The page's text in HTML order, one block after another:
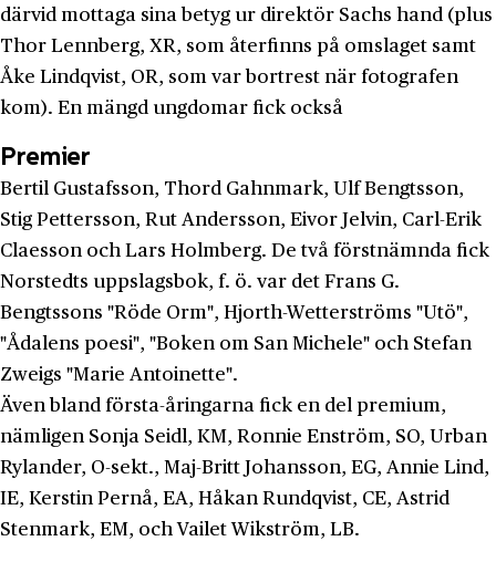
därvid mottaga sina betyg ur direktör Sachs hand (plus
Thor Lennberg, XR, som återfinns på omslaget samt
Åke Lindqvist, OR, som var bortrest när fotografen
kom). En mängd ungdomar fick också
Premier
Bertil Gustafsson, Thord Gahnmark, Ulf Bengtsson,
Stig Petters­son, Rut Andersson, Eivor Jelvin, Carl-Erik
Claesson och Lars Holmberg. De två förstnämnda fick
Norstedts uppslagsbok, f. ö. var det Frans G.
Bengtssons "Röde Orm", Hjorth-Wetterströms "Utö",
"Ådalens poesi", "Boken om San Michele" och Stefan
Zweigs "Marie Antoinette".
Även bland första-åringarna fick en del premium,
nämligen Sonja Seidl, KM, Ronnie Enström, SO, Urban
Rylander, O-sekt., Maj-Britt Johansson, EG, Annie Lind,
IE, Kerstin Pernå, EA, Håkan Rundqvist, CE, Astrid
Stenmark, EM, och Vailet Wikström, LB.